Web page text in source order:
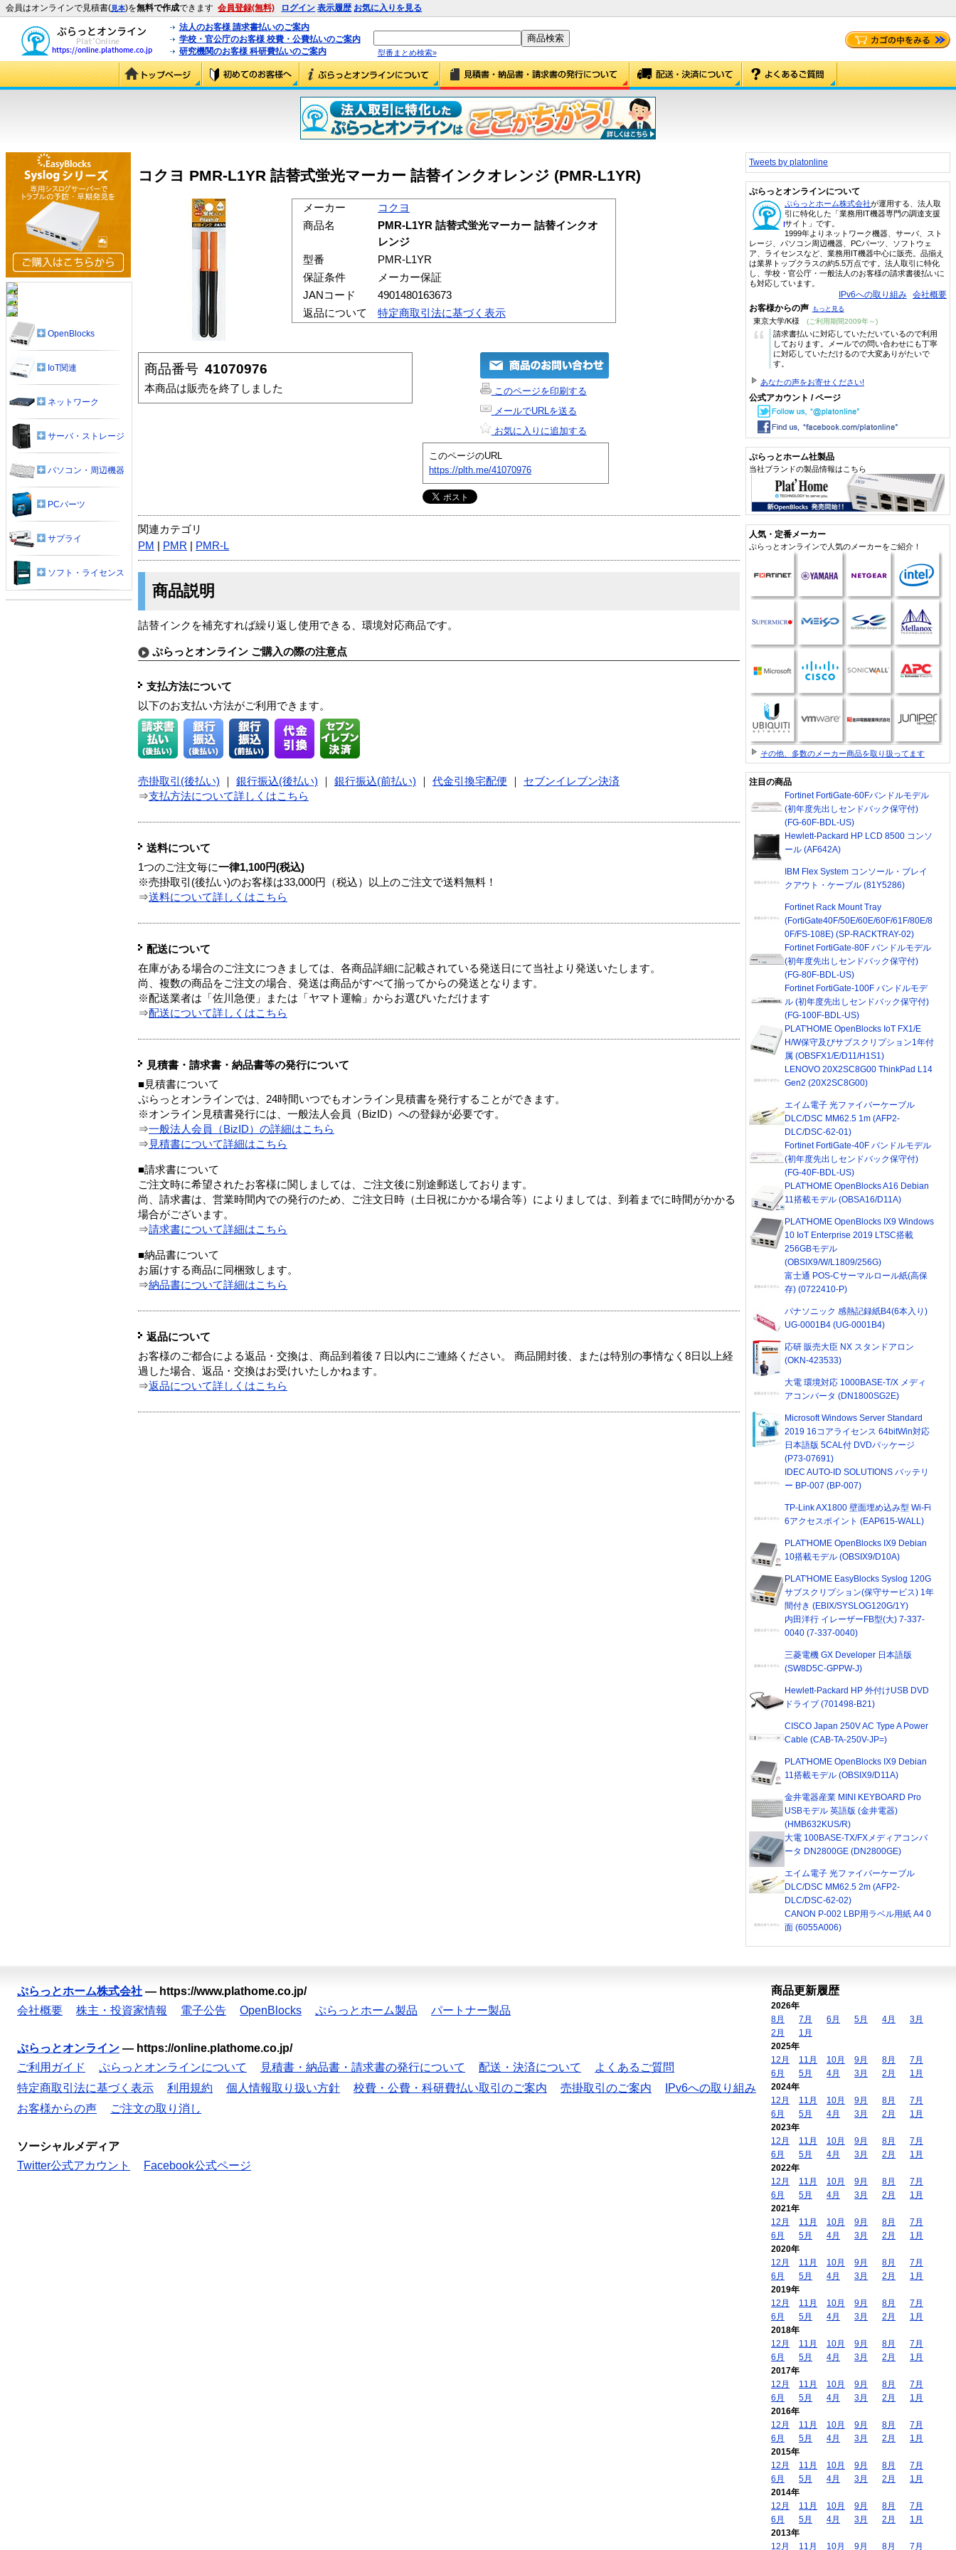
会員はオンラインで見積書(見本)を無料で作成できます 会員登録(無料) ログイン 表示履歴 お気に入りを見る
法人のお客様 請求書払いのご案内
学校・官公庁のお客様 校費・公費払いのご案内
研究機関のお客様 科研費払いのご案内
型番まとめ検索»
コクヨ PMR-L1YR 詰替式蛍光マーカー 詰替インクオレンジ (PMR-L1YR)
メーカー
コクヨ
商品名
PMR-L1YR 詰替式蛍光マーカー 詰替インクオ
レンジ
型番
PMR-L1YR
保証条件
メーカー保証
JANコード
4901480163673
返品について
特定商取引法に基づく表示
商品番号 41070976
本商品は販売を終了しました
このページを印刷する
メールでURLを送る
お気に入りに追加する
このページのURL
https://plth.me/41070976
関連カテゴリ
PM
PMR PMR-L
商品説明
詰替インクを補充すれば繰り返し使用できる、環境対応商品です。
ぷらっとオンライン ご購入の際の注意点
支払方法について
以下のお支払い方法がご利用できます。
売掛取引(後払い) 銀行振込(後払い) 銀行振込(前払い) 代金引換宅配便
セブンイレブン決済
⇒支払方法について詳しくはこちら
送料について
1つのご注文毎に一律1,100円(税込)
※売掛取引(後払い)のお客様は33,000円（税込）以上のご注文で送料無料！
⇒送料について詳しくはこちら
配送について
在庫がある場合のご注文につきましては、各商品詳細に記載されている発送日にて当社より発送いたします。
尚、複数の商品をご注文の場合、発送は商品がすべて揃ってからの発送となります。
※配送業者は「佐川急便」または「ヤマト運輸」からお選びいただけます
⇒配送について詳しくはこちら
見積書・請求書・納品書等の発行について
■見積書について
ぷらっとオンラインでは、24時間いつでもオンライン見積書を発行することができます。
※オンライン見積書発行には、一般法人会員（BizID）への登録が必要です。
⇒一般法人会員（BizID）の詳細はこちら
⇒ 見積書について詳細はこちら
■請求書について
ご注文時に希望されたお客様に関しましては、ご注文後に別途郵送しております。
尚、請求書は、営業時間内での発行のため、ご注文日時（土日祝にかかる場合等）によりましては、到着までに時間がかかる
場合がございます。
⇒請求書について詳細はこちら
■納品書について
お届けする商品に同梱致します。
⇒納品書について詳細はこちら
返品について
お客様のご都合による返品・交換は、商品到着後７日以内にご連絡ください。 商品開封後、または特別の事情なく8日以上経
過した場合、返品・交換はお受けいたしかねます。
⇒返品について詳しくはこちら
OpenBlocks
IoT関連
ネットワーク
サーバ・ストレージ
パソコン・周辺機器
PCパーツ
サプライ
ソフト・ライセンス
Tweets by platonline
ぷらっとオンラインについて
ぷらっとホーム株式会社が運用する、法人取
引に特化した「業務用IT機器専門の調達支援
サイト」です。
1999年よりネットワーク機器、サーバ、スト
レージ、パソコン周辺機器、PCパーツ、ソフトウェ
ア、ライセンスなど、業務用IT機器中心に販売。品揃え
は業界トップクラスの約5.5万点です。法人取引に特化
し、学校・官公庁・一般法人のお客様の請求書後払いに
も対応しています。
IPv6への取り組み 会社概要
お客様からの声 もっと見る
東京大学/K様 (ご利用期間2009年～)
“
請求書払いに対応していただいているので利用
しております。メールでの問い合わせにも丁寧
に対応していただけるので大変ありがたいで
す。
あなたの声をお寄せください!
公式アカウント / ページ
ぷらっとホーム社製品
当社ブランドの製品情報はこちら
人気・定番メーカー
ぷらっとオンラインで人気のメーカーをご紹介！
その他、多数のメーカー商品を取り扱ってます
注目の商品
Fortinet FortiGate-60Fバンドルモデル
(初年度先出しセンドバック保守付)
(FG-60F-BDL-US)
Hewlett-Packard HP LCD 8500 コンソ
ール (AF642A)
IBM Flex System コンソール・ブレイ
クアウト・ケーブル (81Y5286)
Fortinet Rack Mount Tray
(FortiGate40F/50E/60E/60F/61F/80E/8
0F/FS-108E) (SP-RACKTRAY-02)
Fortinet FortiGate-80F バンドルモデル
(初年度先出しセンドバック保守付)
(FG-80F-BDL-US)
Fortinet FortiGate-100F バンドルモデ
ル (初年度先出しセンドバック保守付)
(FG-100F-BDL-US)
PLAT'HOME OpenBlocks IoT FX1/E
H/W保守及びサブスクリプション1年付
属 (OBSFX1/E/D11/H1S1)
LENOVO 20X2SC8G00 ThinkPad L14
Gen2 (20X2SC8G00)
エイム電子 光ファイバーケーブル
DLC/DSC MM62.5 1m (AFP2-
DLC/DSC-62-01)
Fortinet FortiGate-40F バンドルモデル
(初年度先出しセンドバック保守付)
(FG-40F-BDL-US)
PLAT'HOME OpenBlocks A16 Debian
11搭載モデル (OBSA16/D11A)
PLAT'HOME OpenBlocks IX9 Windows
10 IoT Enterprise 2019 LTSC搭載
256GBモデル
(OBSIX9/W/L1809/256G)
富士通 POS-Cサーマルロール紙(高保
存) (0722410-P)
パナソニック 感熱記録紙B4(6本入り)
UG-0001B4 (UG-0001B4)
応研 販売大臣 NX スタンドアロン
(OKN-423533)
大電 環境対応 1000BASE-T/X メディ
アコンバータ (DN1800SG2E)
Microsoft Windows Server Standard
2019 16コアライセンス 64bitWin対応
日本語版 5CAL付 DVDパッケージ
(P73-07691)
IDEC AUTO-ID SOLUTIONS バッテリ
ー BP-007 (BP-007)
TP-Link AX1800 壁面埋め込み型 Wi-Fi
6アクセスポイント (EAP615-WALL)
PLAT'HOME OpenBlocks IX9 Debian
10搭載モデル (OBSIX9/D10A)
PLAT'HOME EasyBlocks Syslog 120G
サブスクリプション(保守サービス) 1年
間付き (EBIX/SYSLOG120G/1Y)
内田洋行 イレーザーFB型(大) 7-337-
0040 (7-337-0040)
三菱電機 GX Developer 日本語版
(SW8D5C-GPPW-J)
Hewlett-Packard HP 外付けUSB DVD
ドライブ (701498-B21)
CISCO Japan 250V AC Type A Power
Cable (CAB-TA-250V-JP=)
PLAT'HOME OpenBlocks IX9 Debian
11搭載モデル (OBSIX9/D11A)
金井電器産業 MINI KEYBOARD Pro
USBモデル 英語版 (金井電器)
(HMB632KUS/R)
大電 100BASE-TX/FXメディアコンバ
ータ DN2800GE (DN2800GE)
エイム電子 光ファイバーケーブル
DLC/DSC MM62.5 2m (AFP2-
DLC/DSC-62-02)
CANON P-002 LBP用ラベル用紙 A4 0
面 (6055A006)
ぷらっとホーム株式会社 — https://www.plathome.co.jp/
会社概要
株主・投資家情報 電子公告 OpenBlocks ぷらっとホーム製品 パートナー製品
ぷらっとオンライン — https://online.plathome.co.jp/
ご利用ガイド
ぷらっとオンラインについて 見積書・納品書・請求書の発行について 配送・決済について
よくあるご質問
特定商取引法に基づく表示
利用規約 個人情報取り扱い方針 校費・公費・科研費払い取引のご案内 売掛取引のご案内
IPv6への取り組み
お客様からの声
ご注文の取り消し
ソーシャルメディア
Twitter公式アカウント
Facebook公式ページ
商品更新履歴
2026年
8月
7月 6月 5月 4月
3月
2月
1月
2025年
12月
11月 10月 9月 8月
7月
6月
5月 4月 3月 2月
1月
2024年
12月
11月 10月 9月 8月
7月
6月
5月 4月 3月 2月
1月
2023年
12月
11月 10月 9月 8月
7月
6月
5月 4月 3月 2月
1月
2022年
12月
11月 10月 9月 8月
7月
6月
5月 4月 3月 2月
1月
2021年
12月
11月 10月 9月 8月
7月
6月
5月 4月 3月 2月
1月
2020年
12月
11月 10月 9月 8月
7月
6月
5月 4月 3月 2月
1月
2019年
12月
11月 10月 9月 8月
7月
6月
5月 4月 3月 2月
1月
2018年
12月
11月 10月 9月 8月
7月
6月
5月 4月 3月 2月
1月
2017年
12月
11月 10月 9月 8月
7月
6月
5月 4月 3月 2月
1月
2016年
12月
11月 10月 9月 8月
7月
6月
5月 4月 3月 2月
1月
2015年
12月
11月 10月 9月 8月
7月
6月
5月 4月 3月 2月
1月
2014年
12月
11月 10月 9月 8月
7月
6月
5月 4月 3月 2月
1月
2013年
12月
11月 10月 9月 8月 7月